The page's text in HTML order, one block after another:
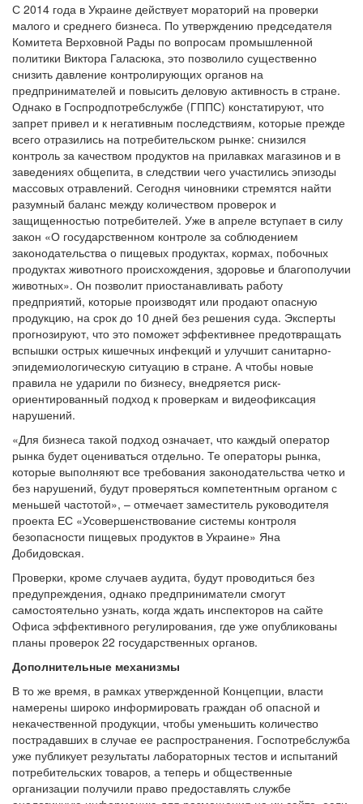
С 2014 года в Украине действует мораторий на проверки
малого и среднего бизнеса. По утверждению председателя
Комитета Верховной Рады по вопросам промышленной
политики Виктора Галасюка, это позволило существенно
снизить давление контролирующих органов на
предпринимателей и повысить деловую активность в стране.
Однако в Госпродпотребслужбе (ГППС) констатируют, что
запрет привел и к негативным последствиям, которые прежде
всего отразились на потребительском рынке: снизился
контроль за качеством продуктов на прилавках магазинов и в
заведениях общепита, в следствии чего участились эпизоды
массовых отравлений. Сегодня чиновники стремятся найти
разумный баланс между количеством проверок и
защищенностью потребителей. Уже в апреле вступает в силу
закон «О государственном контроле за соблюдением
законодательства о пищевых продуктах, кормах, побочных
продуктах животного происхождения, здоровье и благополучии
животных». Он позволит приостанавливать работу
предприятий, которые производят или продают опасную
продукцию, на срок до 10 дней без решения суда. Эксперты
прогнозируют, что это поможет эффективнее предотвращать
вспышки острых кишечных инфекций и улучшит санитарно-
эпидемиологическую ситуацию в стране. А чтобы новые
правила не ударили по бизнесу, внедряется риск-
ориентированный подход к проверкам и видеофиксация
нарушений.
«Для бизнеса такой подход означает, что каждый оператор
рынка будет оцениваться отдельно. Те операторы рынка,
которые выполняют все требования законодательства четко и
без нарушений, будут проверяться компетентным органом с
меньшей частотой», – отмечает заместитель руководителя
проекта ЕС «Усовершенствование системы контроля
безопасности пищевых продуктов в Украине» Яна
Добидовская.
Проверки, кроме случаев аудита, будут проводиться без
предупреждения, однако предприниматели смогут
самостоятельно узнать, когда ждать инспекторов на сайте
Офиса эффективного регулирования, где уже опубликованы
планы проверок 22 государственных органов.
Дополнительные механизмы
В то же время, в рамках утвержденной Концепции, власти
намерены широко информировать граждан об опасной и
некачественной продукции, чтобы уменьшить количество
пострадавших в случае ее распространения. Госпотребслужба
уже публикует результаты лабораторных тестов и испытаний
потребительских товаров, а теперь и общественные
организации получили право предоставлять службе